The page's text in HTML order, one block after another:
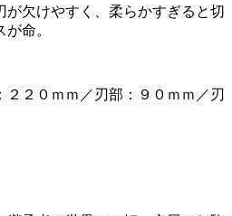
欠けやすく、柔らかすぎると切
命。
２２０ｍｍ／刃部：９０ｍｍ／刃